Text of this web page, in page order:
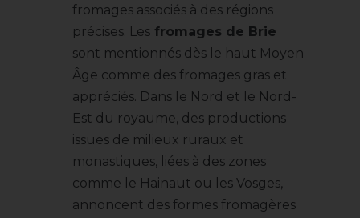
fromages associés à des régions
précises. Les fromages de Brie
sont mentionnés dès le haut Moyen
Âge comme des fromages gras et
appréciés. Dans le Nord et le Nord-
Est du royaume, des productions
issues de milieux ruraux et
monastiques, liées à des zones
comme le Hainaut ou les Vosges,
annoncent des formes fromagères